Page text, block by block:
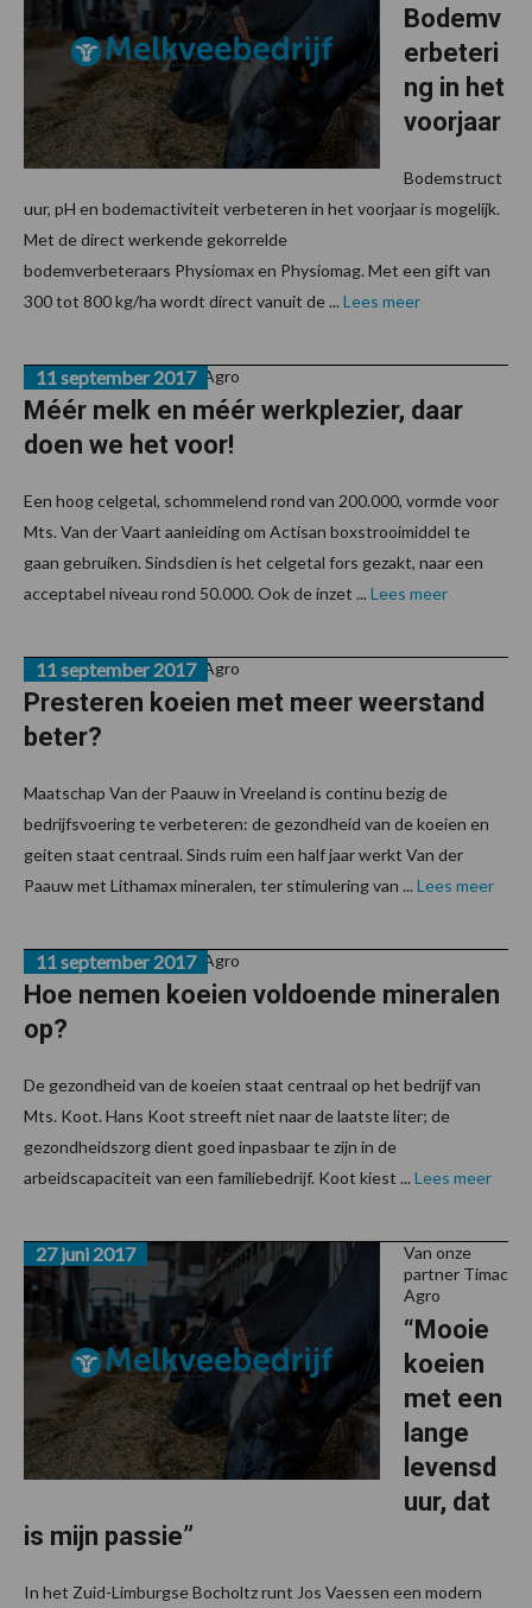
Bodemv
erbeteri
ng in het
voorjaar
Bodemstruct
uur, pH en bodemactiviteit verbeteren in het voorjaar is mogelijk.
Met de direct werkende gekorrelde
bodemverbeteraars Physiomax en Physiomag. Met een gift van
300 tot 800 kg/ha wordt direct vanuit de ... Lees meer
Van onze partner Timac Agro
Méér melk en méér werkplezier, daar
doen we het voor!
11 september 2017
Een hoog celgetal, schommelend rond van 200.000, vormde voor
Mts. Van der Vaart aanleiding om Actisan boxstrooimiddel te
gaan gebruiken. Sindsdien is het celgetal fors gezakt, naar een
acceptabel niveau rond 50.000. Ook de inzet ... Lees meer
Van onze partner Timac Agro
Presteren koeien met meer weerstand
beter?
11 september 2017
Maatschap Van der Paauw in Vreeland is continu bezig de
bedrijfsvoering te verbeteren: de gezondheid van de koeien en
geiten staat centraal. Sinds ruim een half jaar werkt Van der
Paauw met Lithamax mineralen, ter stimulering van ... Lees meer
Van onze partner Timac Agro
Hoe nemen koeien voldoende mineralen
op?
11 september 2017
De gezondheid van de koeien staat centraal op het bedrijf van
Mts. Koot. Hans Koot streeft niet naar de laatste liter; de
gezondheidszorg dient goed inpasbaar te zijn in de
arbeidscapaciteit van een familiebedrijf. Koot kiest ... Lees meer
Van onze
partner Timac
Agro
“Mooie
koeien
met een
lange
levensd
uur, dat
is mijn passie”
27 juni 2017
In het Zuid-Limburgse Bocholtz runt Jos Vaessen een modern